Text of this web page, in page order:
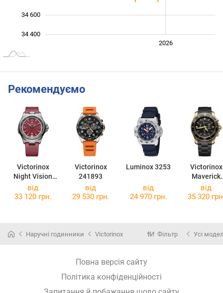
34 400
34 600
2026
Рекомендуємо
Victorinox
Night Vision
V241717
Victorinox
241893
Luminox 3253
Victorinox
Maverick
Chrono
V249099
від
33 120 грн.
від
29 530 грн.
від
24 970 грн.
від
35 320
Наручні годинники Victorinox Фільтр Усі
Повна версія сайту
Політика конфіденційності